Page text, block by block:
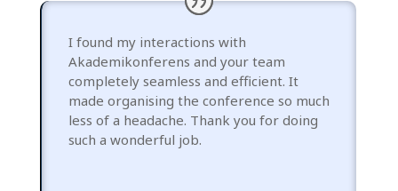
I found my interactions with
Akademikonferens and your team
completely seamless and efficient. It
made organising the conference so much
less of a headache. Thank you for doing
such a wonderful job.